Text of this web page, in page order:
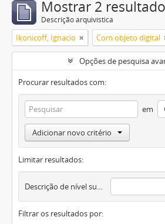
Mostrar 2
Descrição arquivística
Ikonicoff, Ignacio Com objeto digital
Opções de pesquisa
Procurar resultados com:
em
Adicionar novo critério
Limitar resultados:
Descrição de nível superior
Filtrar os resultados por: